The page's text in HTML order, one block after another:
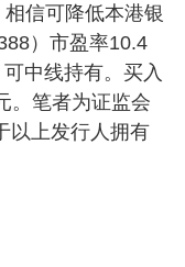
信可降低本港银
）市盈率10.4
中线持有。买入
。笔者为证监会
以上发行人拥有